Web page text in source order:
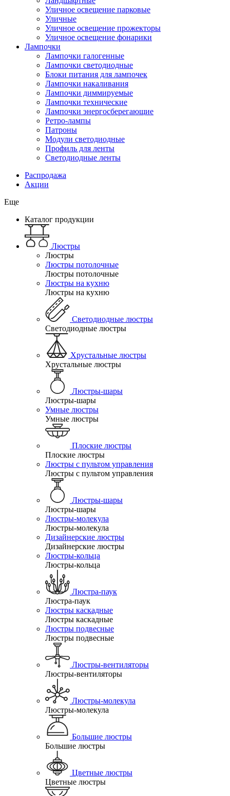
Уличное освещение парковые
Уличные
Уличное освещение прожекторы
Уличное освещение фонарики
Лампочки
Лампочки галогенные
Лампочки светодиодные
Блоки питания для лампочек
Лампочки накаливания
Лампочки диммируемые
Лампочки технические
Лампочки энергосберегающие
Ретро-лампы
Патроны
Модули светодиодные
Профиль для ленты
Светодиодные ленты
Распродажа
Акции
Еще
Каталог продукции
Люстры
Люстры
Люстры потолочные
Люстры потолочные
Люстры на кухню
Люстры на кухню
Светодиодные люстры
Светодиодные люстры
Хрустальные люстры
Хрустальные люстры
Люстры-шары
Люстры-шары
Умные люстры
Умные люстры
Плоские люстры
Плоские люстры
Люстры с пультом управления
Люстры с пультом управления
Люстры-шары
Люстры-шары
Люстры-молекула
Люстры-молекула
Дизайнерские люстры
Дизайнерские люстры
Люстры-кольца
Люстры-кольца
Люстра-паук
Люстра-паук
Люстры каскадные
Люстры каскадные
Люстры подвесные
Люстры подвесные
Люстры-вентиляторы
Люстры-вентиляторы
Люстры-молекула
Люстры-молекула
Большие люстры
Большие люстры
Цветные люстры
Цветные люстры